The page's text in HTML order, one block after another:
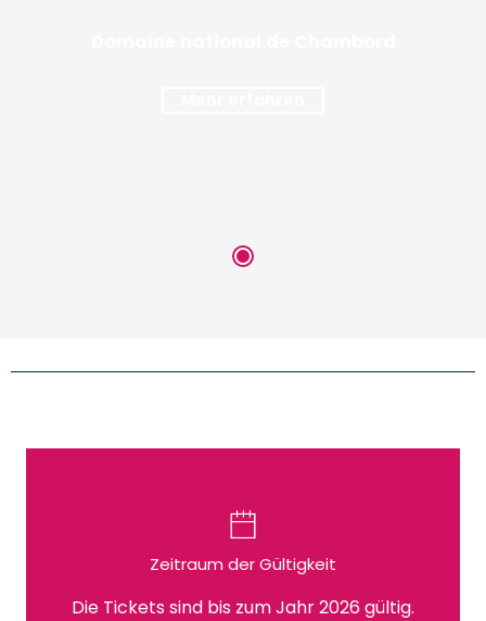
Zeitraum der Gültigkeit
Die Tickets sind bis zum Jahr 2026 gültig.